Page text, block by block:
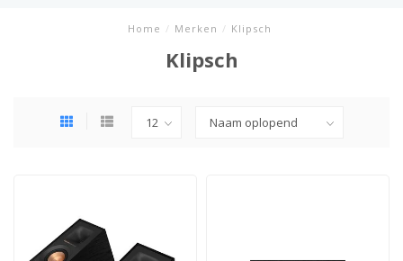
Home / Merken / Klipsch
Klipsch